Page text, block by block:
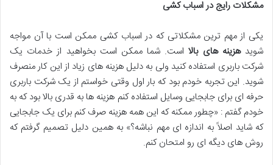
مشکلات رایج در اسباب کشی
یکی از مهم ترین مشکلاتی که در اسباب کشی ممکن است با آن مواجه
شویدهزینه های بالااست. شما ممکن است بخواهید از خدمات یک
شرکت باربری استفاده کنید ولی به دلیل هزینه های زیاد از این کار منصرف
شوید. این تجربه خودم بود که بار اول وقتی خواستم از یک شرکت باربری
حرفه ای برای جابجایی وسایل استفاده کنم هزینه ها به قدری بالا بود که به
خودم گفتم : «چطور ممکنه که این همه هزینه صرف کنم برای یک جابجایی
که شاید اصلاً به اندازه ای مهم نباشه؟» به همین دلیل تصمیم گرفتم که
روش های دیگه ای رو امتحان کنم.